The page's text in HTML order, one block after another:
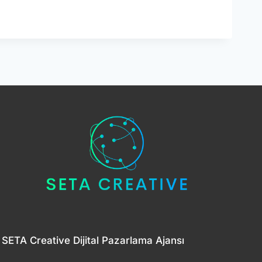
SETA Creative Dijital Pazarlama Ajansı